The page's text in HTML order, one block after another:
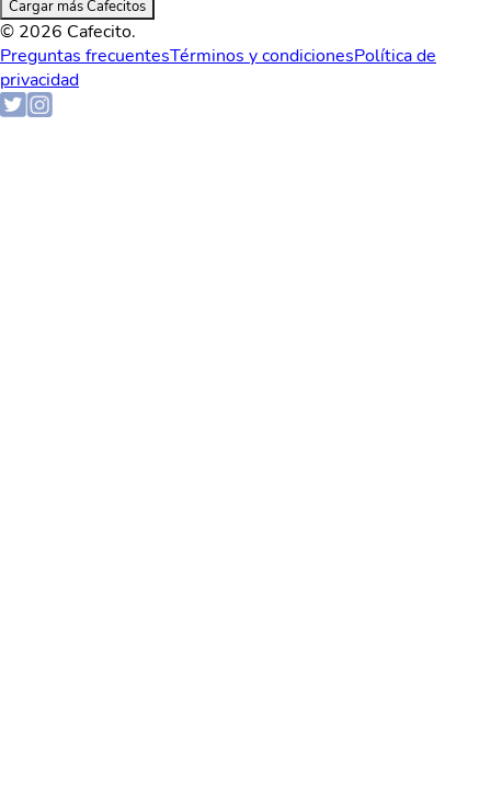
Cargar más Cafecitos
© 2026 Cafecito.
Preguntas frecuentesTérminos y condicionesPolítica de
privacidad